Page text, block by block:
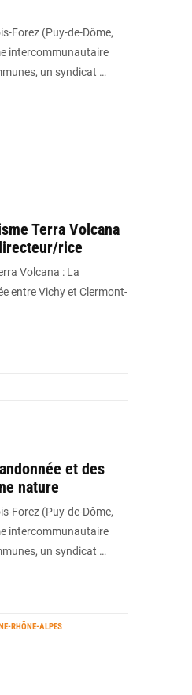
Forez (Puy-de-Dôme,
intercommunautaire
un syndicat …
Terra Volcana
rice
Volcana : La
entre Vichy et Clermont-
et des
nature
Forez (Puy-de-Dôme,
intercommunautaire
un syndicat …
RHÔNE-ALPES